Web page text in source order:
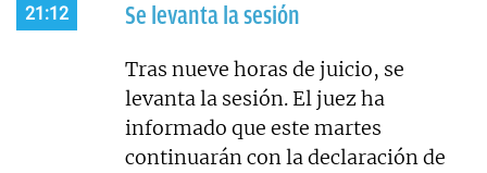
21:12 Se levanta la sesión
Tras nueve horas de juicio, se
levanta la sesión. El juez ha
informado que este martes
continuarán con la declaración de